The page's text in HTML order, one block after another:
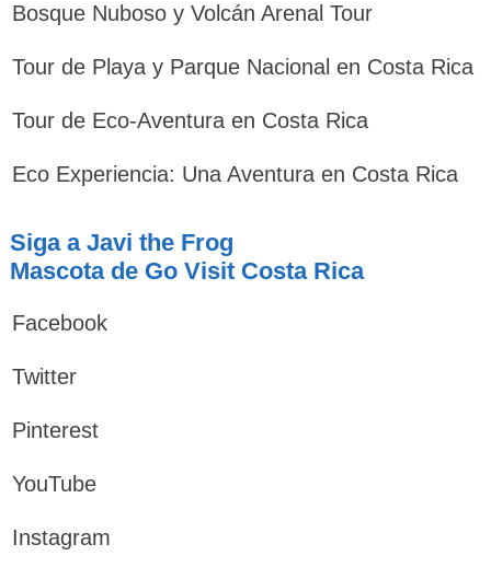
Bosque Nuboso y Volcán Arenal Tour
Tour de Playa y Parque Nacional en Costa Rica
Tour de Eco-Aventura en Costa Rica
Eco Experiencia: Una Aventura en Costa Rica
Siga a Javi the Frog
Mascota de Go Visit Costa Rica
Facebook
Twitter
Pinterest
YouTube
Instagram